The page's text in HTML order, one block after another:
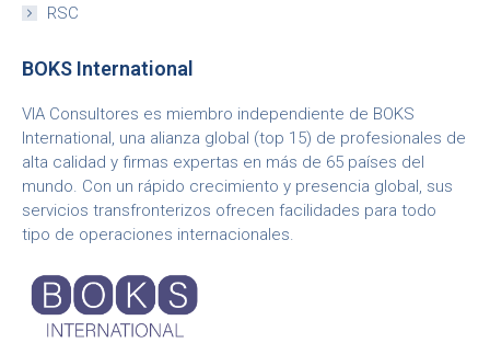
RSC
BOKS International
VIA Consultores es miembro independiente de BOKS
International, una alianza global (top 15) de profesionales de
alta calidad y firmas expertas en más de 65 países del
mundo. Con un rápido crecimiento y presencia global, sus
servicios transfronterizos ofrecen facilidades para todo
tipo de operaciones internacionales.